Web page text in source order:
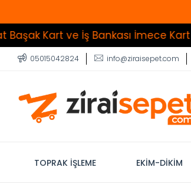
Kart ve İş Bankası İmece Kart
05015042824 info@ziraisepet.com
TOPRAK İŞLEME EKİM-DİKİM